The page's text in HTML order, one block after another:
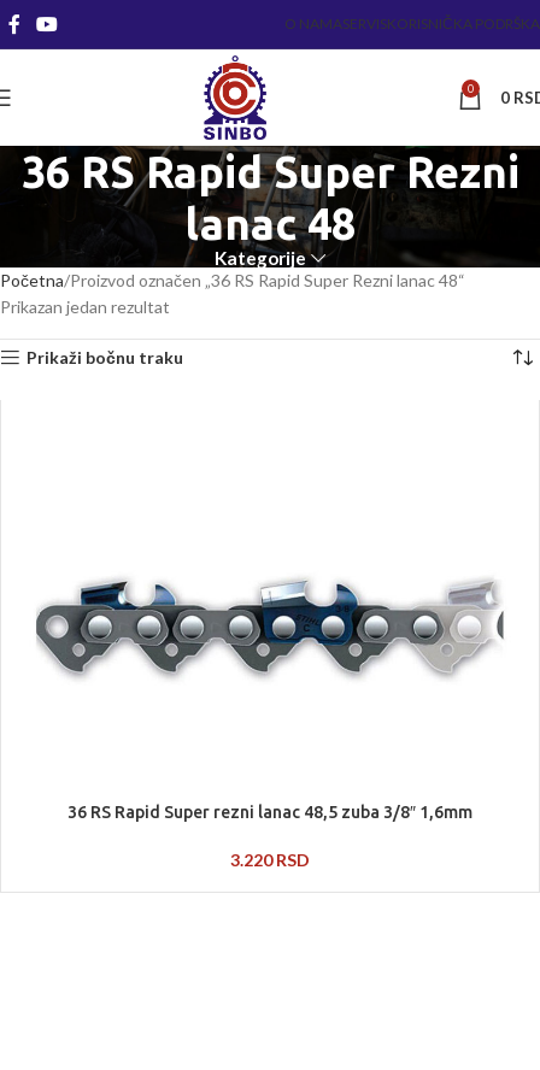
O NAMASERVISKORISNIČKA PODRŠKA
0 0
36 RS Rapid Super Rezni
lanac 48
Kategorije
Početna Proizvod označen „36 RS Rapid Super Rezni lanac 48“
Prikazan jedan rezultat
Prikaži bočnu traku
36 RS Rapid Super rezni lanac 48,5 zuba 3/8″ 1,6mm
3.220RSD